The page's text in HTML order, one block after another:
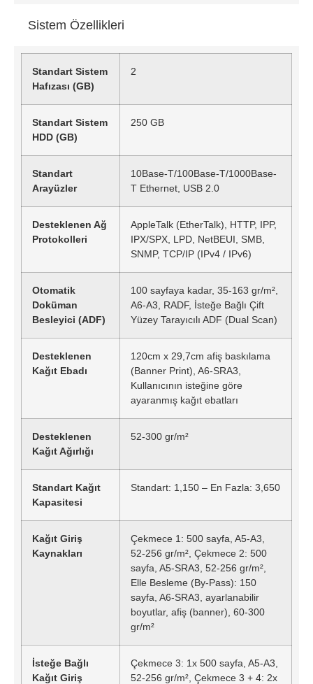
Sistem Özellikleri
Standart Sistem
Hafızası (GB)
2
Standart Sistem
HDD (GB)
250 GB
Standart
Arayüzler
10Base-T/100Base-T/1000Base-
T Ethernet, USB 2.0
Desteklenen Ağ
Protokolleri
AppleTalk (EtherTalk), HTTP, IPP,
IPX/SPX, LPD, NetBEUI, SMB,
SNMP, TCP/IP (IPv4 / IPv6)
Otomatik
Doküman
Besleyici (ADF)
100 sayfaya kadar, 35-163 gr/m²,
A6-A3, RADF, İsteğe Bağlı Çift
Yüzey Tarayıcılı ADF (Dual Scan)
Desteklenen
Kağıt Ebadı
120cm x 29,7cm afiş baskılama
(Banner Print), A6-SRA3,
Kullanıcının isteğine göre
ayaranmış kağıt ebatları
Desteklenen
Kağıt Ağırlığı
52-300 gr/m²
Standart Kağıt
Kapasitesi
Standart: 1,150 – En Fazla: 3,650
Kağıt Giriş
Kaynakları
Çekmece 1: 500 sayfa, A5-A3,
52-256 gr/m², Çekmece 2: 500
sayfa, A5-SRA3, 52-256 gr/m²,
Elle Besleme (By-Pass): 150
sayfa, A6-SRA3, ayarlanabilir
boyutlar, afiş (banner), 60-300
gr/m²
İsteğe Bağlı
Kağıt Giriş
Çekmece 3: 1x 500 sayfa, A5-A3,
52-256 gr/m², Çekmece 3 + 4: 2x